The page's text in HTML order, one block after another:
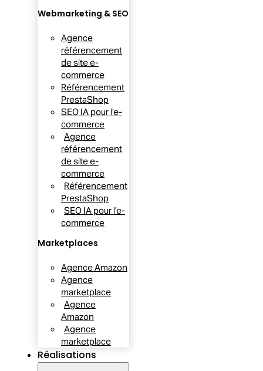
Webmarketing & SEO
Agence
référencement
de site e-
commerce
Référencement
PrestaShop
SEO IA pour l’e-
commerce
Agence
référencement
de site e-
commerce
Référencement
PrestaShop
SEO IA pour l’e-
commerce
Marketplaces
Agence Amazon
Agence
marketplace
Agence
Amazon
Agence
marketplace
Réalisations